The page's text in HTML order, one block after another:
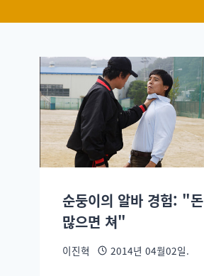
순둥이의 알바 경험: "돈
많으면 쳐"
이진혁 2014년 04월02일.